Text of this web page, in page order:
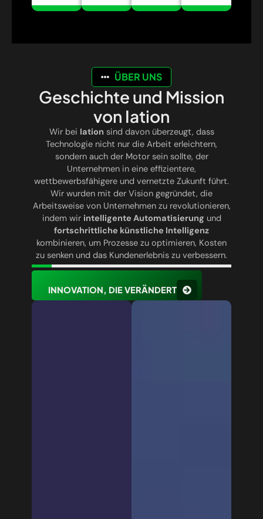
ÜBER UNS
Geschichte und Mission
von Iation
Wir bei Iation sind davon überzeugt, dass
Technologie nicht nur die Arbeit erleichtern,
sondern auch der Motor sein sollte, der
Unternehmen in eine effizientere,
wettbewerbsfähigere und vernetzte Zukunft führt.
Wir wurden mit der Vision gegründet, die
Arbeitsweise von Unternehmen zu revolutionieren,
indem wir intelligente Automatisierung und
fortschrittliche künstliche Intelligenz
kombinieren, um Prozesse zu optimieren, Kosten
zu senken und das Kundenerlebnis zu verbessern.
INNOVATION, DIE VERÄNDERT